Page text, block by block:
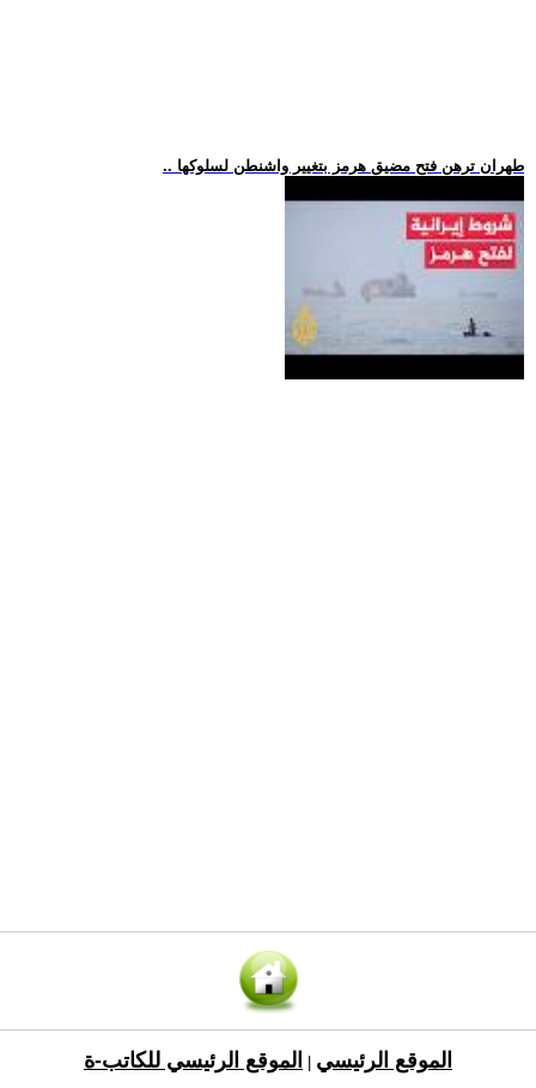
.. طهران ترهن فتح مضيق هرمز بتغيير واشنطن لسلوكها
الموقع الرئيسي الموقع الرئيسي للكاتب-ة